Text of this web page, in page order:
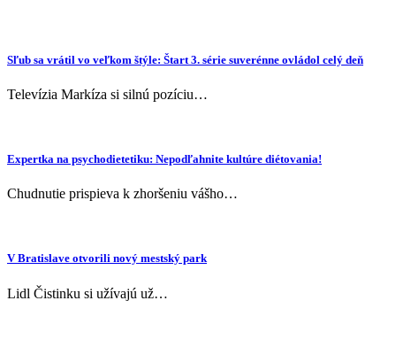
Sľub sa vrátil vo veľkom štýle: Štart 3. série suverénne ovládol celý deň
Televízia Markíza si silnú pozíciu…
Expertka na psychodietetiku: Nepodľahnite kultúre diétovania!
Chudnutie prispieva k zhoršeniu vášho…
V Bratislave otvorili nový mestský park
Lidl Čistinku si užívajú už…